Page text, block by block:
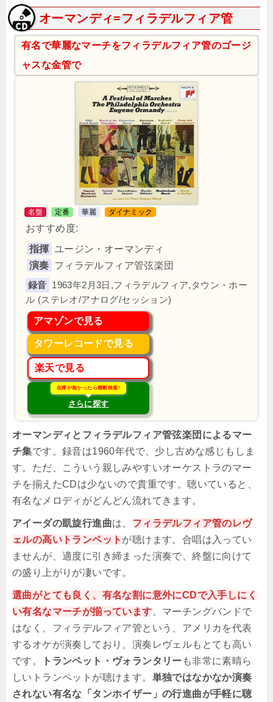
オーマンディ=フィラデルフィア管
有名で華麗なマーチをフィラデルフィア管のゴージ
ャスな金管で
名盤 定番 華麗 ダイナミック
おすすめ度:
指揮 ユージン・オーマンディ
演奏 フィラデルフィア管弦楽団
1963年2月3日,フィラデルフィア,タウン・ホー
ル (ステレオ/アナログ/セッション)
アマゾンで見る
タワーレコードで見る
楽天で見る
在庫が無かったら横断検索!
さらに探す
オーマンディとフィラデルフィア管弦楽団によるマー
チ集です。録音は1960年代で、少し古めな感じもしま
す。ただ、こういう親しみやすいオーケストラのマー
チを揃えたCDは少ないので貴重です。聴いていると、
有名なメロディがどんどん流れてきます。
アイーダの凱旋行進曲は、 フィラデルフィア管のレヴ
ェルの高いトランペット が聴けます。合唱は入ってい
ませんが、適度に引き締まった演奏で、終盤に向けて
の盛り上がりが凄いです。
選曲がとても良く、有名な割に意外にCDで入手しにく
い有名なマーチが揃っています。マーチングバンドで
はなく、フィラデルフィア管という、アメリカを代表
するオケが演奏しており、演奏レヴェルもとても高い
です。
トランペット・ヴォランタリー も非常に素晴ら
しいトランペットが聴けます。 単独ではなかなか演奏
されない有名な「タンホイザー」の行進曲が手軽に聴